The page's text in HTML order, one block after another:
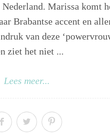
Marissa komt
Brabantse accent en
van deze
ziet het niet ...
Lees meer...